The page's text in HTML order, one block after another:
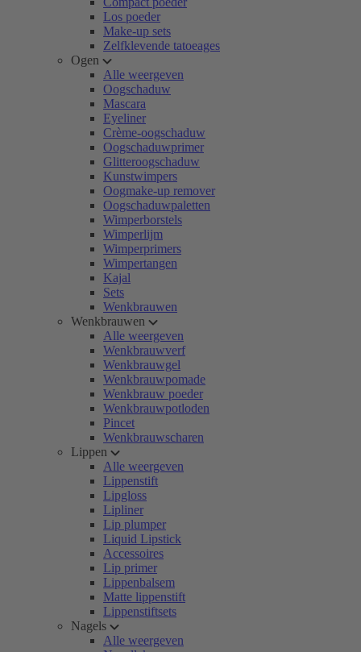
Los poeder
Make-up sets
Zelfklevende tatoeages
Ogen
Alle weergeven
Oogschaduw
Mascara
Eyeliner
Crème-oogschaduw
Oogschaduwprimer
Glitteroogschaduw
Kunstwimpers
Oogmake-up remover
Oogschaduwpaletten
Wimperborstels
Wimperlijm
Wimperprimers
Wimpertangen
Kajal
Sets
Wenkbrauwen
Wenkbrauwen
Alle weergeven
Wenkbrauwverf
Wenkbrauwgel
Wenkbrauwpomade
Wenkbrauw poeder
Wenkbrauwpotloden
Pincet
Wenkbrauwscharen
Lippen
Alle weergeven
Lippenstift
Lipgloss
Lipliner
Lip plumper
Liquid Lipstick
Accessoires
Lip primer
Lippenbalsem
Matte lippenstift
Lippenstiftsets
Nagels
Alle weergeven